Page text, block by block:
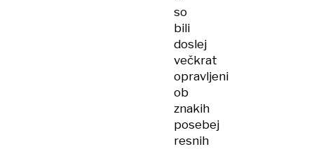
so
bili
doslej
večkrat
opravljeni
ob
znakih
posebej
resnih